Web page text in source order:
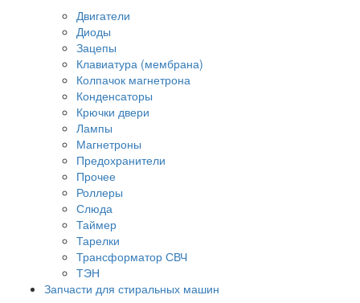
Двигатели
Диоды
Зацепы
Клавиатура (мембрана)
Колпачок магнетрона
Конденсаторы
Крючки двери
Лампы
Магнетроны
Предохранители
Прочее
Роллеры
Слюда
Таймер
Тарелки
Трансформатор СВЧ
ТЭН
Запчасти для стиральных машин